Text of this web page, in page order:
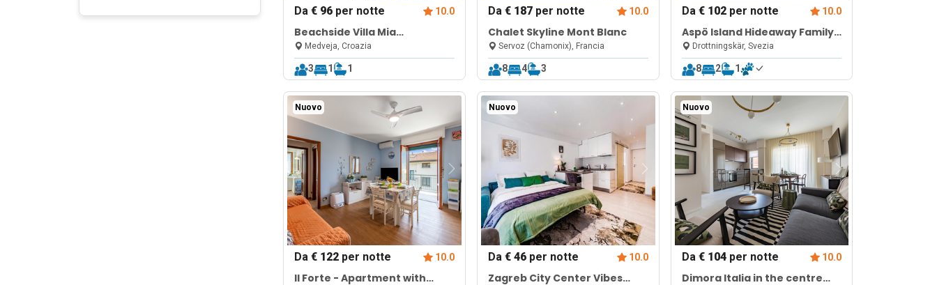
Da€ 96 per notte 10.0
Beachside Villa Mia
Apartment 1
Medveja, Croazia
3 1 1
Da € 187per notte 10.0
Chalet Skyline Mont Blanc
Servoz (Chamonix), Francia
8 4 3
Da € 102per notte 10.0
Aspö Island Hideaway Family
Home 60
Drottningskär, Svezia
8 2 1
Nuovo
Da€ 122 per notte 10.0
Il Forte - Apartment with
Nuovo
Da € 46per notte 10.0
Zagreb City Center Vibes
Nuovo
Da € 104per notte 10.0
Dimora Italia in the centre